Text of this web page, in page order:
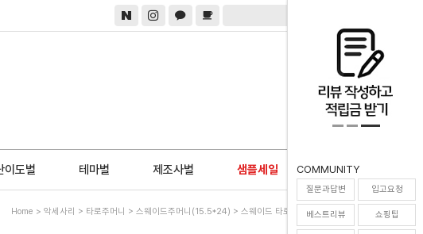
이도별 테마별 제조사별 샘플세일 0
COMMUNITY
질문과답변 입고요청
베스트리뷰 쇼핑팁
Home > 악세사리 > 타로주머니 > 스웨이드주머니(15.5*24) > 스웨이드 타로주머니 (은은한 핑크)